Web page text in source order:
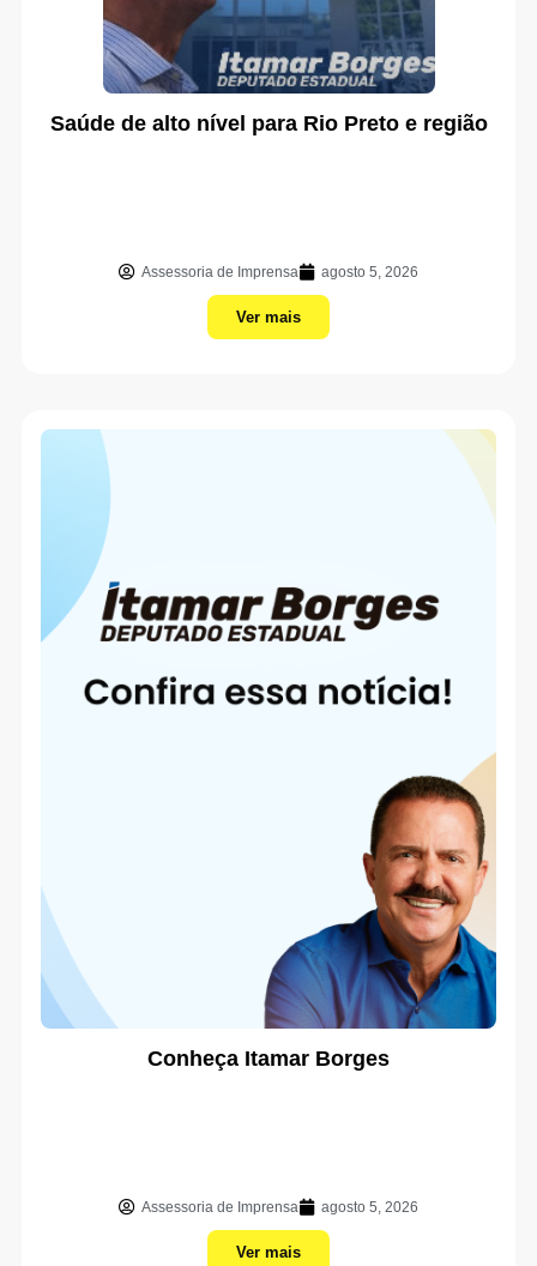
Saúde de alto nível para Rio Preto e região
Assessoria de Imprensa agosto 5, 2026
Ver mais
Conheça Itamar Borges
Assessoria de Imprensa agosto 5, 2026
Ver mais